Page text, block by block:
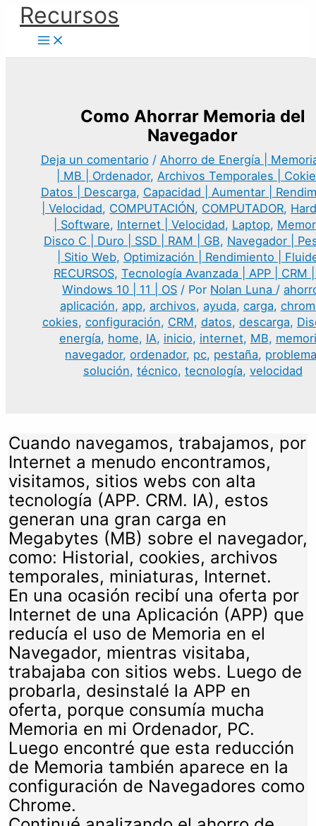
contenido
Recursos
Como Ahorrar Memoria del
Navegador
Deja un comentario / Ahorro de Energía |
| MB | Ordenador, Archivos Temporales |
Datos | Descarga, Capacidad | Aumentar |
| Velocidad, COMPUTACIÓN, COMPUTADOR,
| Software, Internet | Velocidad, Laptop,
Disco C | Duro | SSD | RAM | GB, Navegador |
| Sitio Web, Optimización | Rendimiento |
RECURSOS, Tecnología Avanzada | APP | CRM
Windows 10 | 11 | OS / Por Nolan Luna /
aplicación, app, archivos, ayuda, carga,
cokies, configuración, CRM, datos, descarga,
energía, home, IA, inicio, internet, MB,
navegador,ordenador, pc, pestaña,
solución, técnico, tecnología, velocidad
Cuando navegamos, trabajamos, por
Internet a menudo encontramos,
visitamos, sitios webs con alta
tecnología (APP. CRM. IA), estos
generan una gran carga en
Megabytes (MB) sobre el navegador,
como: Historial, cookies, archivos
temporales, miniaturas, Internet.
En una ocasión recibí una oferta por
Internet de una Aplicación (APP) que
reducía el uso de Memoria en el
Navegador, mientras visitaba,
trabajaba con sitios webs. Luego de
probarla, desinstalé la APP en
oferta, porque consumía mucha
Memoria en mi Ordenador, PC.
Luego encontré que esta reducción
de Memoria también aparece en la
configuración de Navegadores como
Chrome.